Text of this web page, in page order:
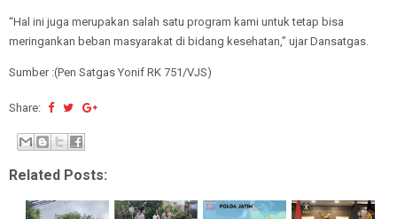
“Hal ini juga merupakan salah satu program kami untuk tetap bisa
meringankan beban masyarakat di bidang kesehatan,” ujar Dansatgas.
Sumber :(Pen Satgas Yonif RK 751/VJS)
Share:
Related Posts: